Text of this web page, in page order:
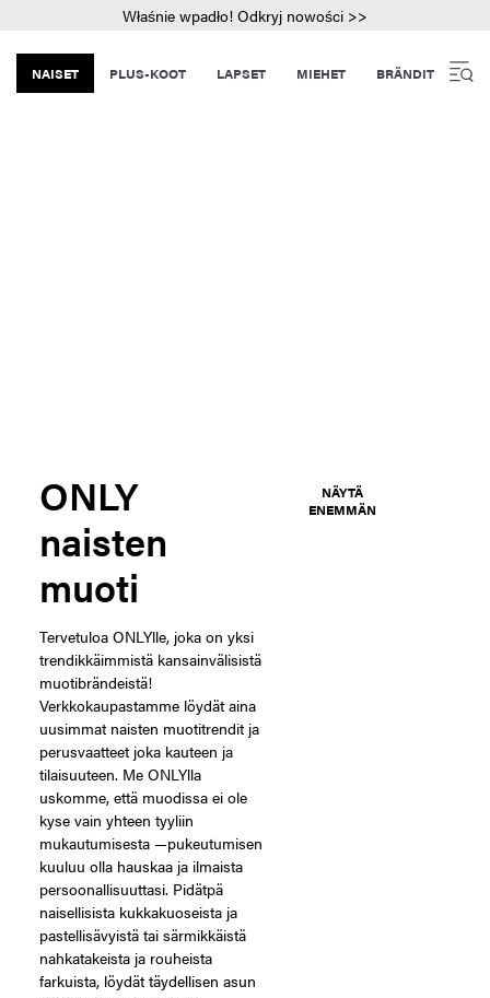
Właśnie wpadło! Odkryj nowości >>
NAISET PLUS-KOOT LAPSET MIEHET BRÄNDIT
ONLY
naisten
muoti
Tervetuloa ONLYlle, joka on yksi
trendikkäimmistä kansainvälisistä
muotibrändeistä!
Verkkokaupastamme löydät aina
uusimmat naisten muotitrendit ja
perusvaatteet joka kauteen ja
tilaisuuteen. Me ONLYlla
uskomme, että muodissa ei ole
kyse vain yhteen tyyliin
mukautumisesta —pukeutumisen
kuuluu olla hauskaa ja ilmaista
persoonallisuuttasi. Pidätpä
naisellisista kukkakuoseista ja
pastellisävyistä tai särmikkäistä
nahkatakeista ja rouheista
farkuista, löydät täydellisen asun
NÄYTÄ
ENEMMÄN